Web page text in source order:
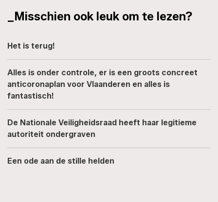
_Misschien ook leuk om te lezen?
Het is terug!
Alles is onder controle, er is een groots concreet
anticoronaplan voor Vlaanderen en alles is
fantastisch!
De Nationale Veiligheidsraad heeft haar legitieme
autoriteit ondergraven
Een ode aan de stille helden